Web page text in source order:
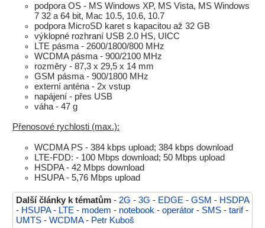
podpora OS - MS Windows XP, MS Vista, MS Windows
7 32 a 64 bit, Mac 10.5, 10.6, 10.7
podpora MicroSD karet s kapacitou až 32 GB
výklopné rozhraní USB 2.0 HS, UICC
LTE pásma - 2600/1800/800 MHz
WCDMA pásma - 900/2100 MHz
rozměry - 87,3 x 29,5 x 14 mm
GSM pásma - 900/1800 MHz
externí anténa - 2x vstup
napájení - přes USB
váha - 47 g
Přenosové rychlosti (max.):
WCDMA PS - 384 kbps upload; 384 kbps download
LTE-FDD: - 100 Mbps download; 50 Mbps upload
HSDPA - 42 Mbps download
HSUPA - 5,76 Mbps upload
Další články k tématům - 2G - 3G - EDGE - GSM - HSDPA
- HSUPA- LTE - modem - notebook - operátor - SMS - tarif-
UMTS - WCDMA- Petr Kuboš